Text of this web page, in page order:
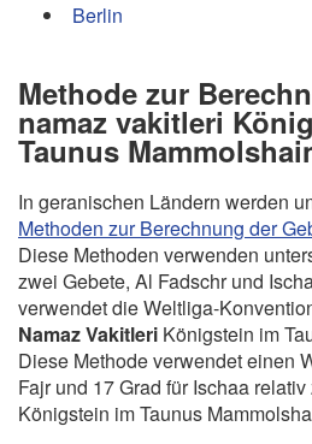
Berlin
Methode zur
namaz vakitleri
Taunus
In geranischen Ländern werden
Methoden zur Berechnung der
Diese Methoden verwenden
zwei Gebete, Al Fadschr und
verwendet die Weltliga-
Namaz Vakitleri Königstein im
Diese Methode verwendet einen
Fajr und 17 Grad für Ischaa
Königstein im Taunus